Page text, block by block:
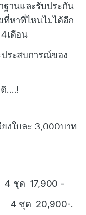
ฐานและรับประกัน
หาที่ไหนไม่ได้อีก
เดือน
ระสบการณ์ของ
....!
งใบละ 3,000บาท
4 ชุด 17,900 -
4 ชุด 20,900-.